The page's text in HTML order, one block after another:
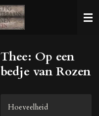
Thee: Op een
bedje van Rozen
Hoeveelheid